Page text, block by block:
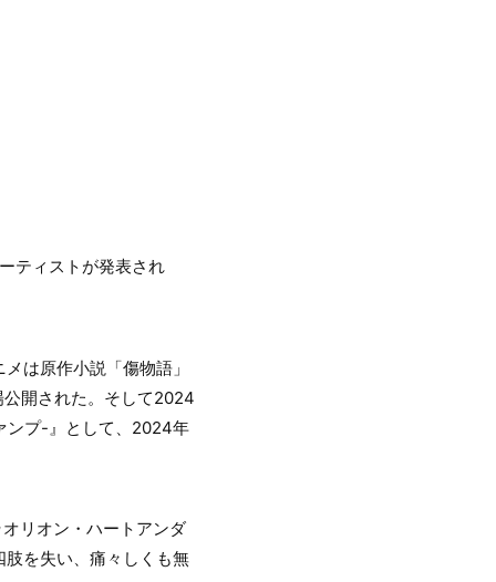
ティストが発表され
は原作小説「傷物語」
開された。そして2024
ンプ-』として、2024年
リオン・ハートアンダ
を失い、痛々しくも無